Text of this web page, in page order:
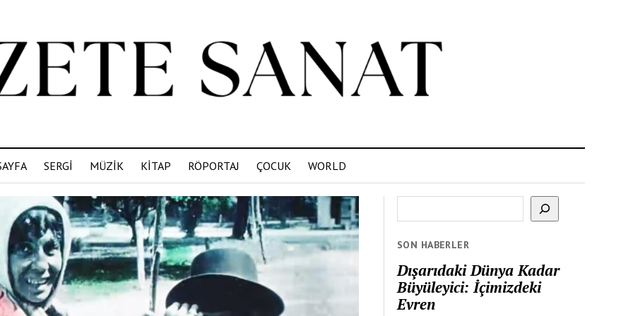
SERGİ MÜZİK KİTAP RÖPORTAJ ÇOCUK WORLD
SON HABERLER
Dışarıdaki Dünya Kadar
Büyüleyici: İçimizdeki
Evren